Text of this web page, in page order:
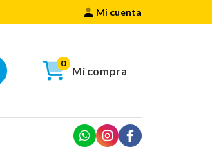
Mi cuenta
Mi compra
0